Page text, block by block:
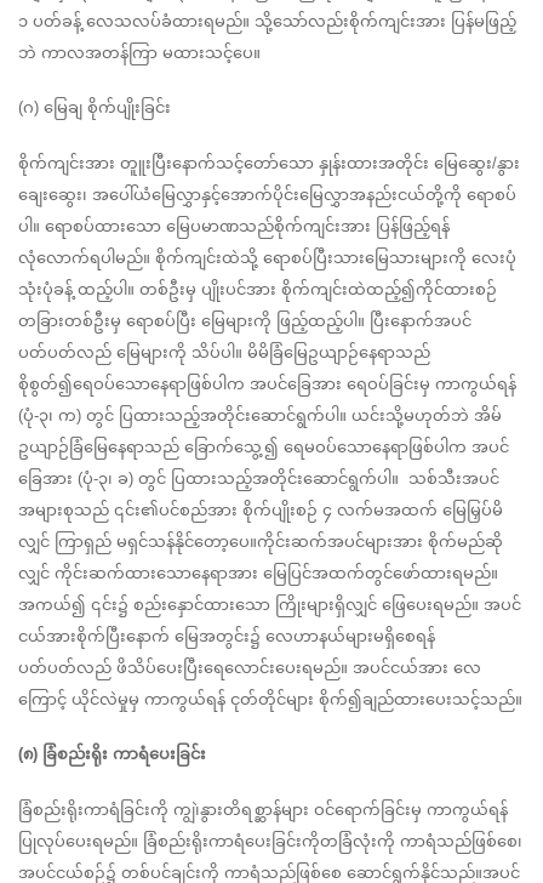
၁ ပတ်ခန့် လေသလပ်ခံထားရမည်။ သို့သော်လည်းစိုက်ကျင်းအား ပြန်မဖြည့်
ဘဲ ကာလအတန်ကြာ မထားသင့်ပေ။
(ဂ) မြေချ စိုက်ပျိုးခြင်း
စိုက်ကျင်းအား တူူးပြီးနောက်သင့်တော်သော နှုန်းထားအတိုင်း မြေဆွေး/နွား
ချေးဆွေး၊ အပေါ်ယံမြေလွှာနှင့်အောက်ပိုင်းမြေလွှာအနည်းငယ်တို့ကို ရောစပ်
ပါ။ ရောစပ်ထားသော မြေပမာဏသည်စိုက်ကျင်းအား ပြန်ဖြည့်ရန်
လုံလောက်ရပါမည်။ စိုက်ကျင်းထဲသို့ ရောစပ်ပြီးသားမြေသားများကို လေးပုံ
သုံးပုံခန့် ထည့်ပါ။ တစ်ဦးမှ ပျိုးပင်အား စိုက်ကျင်းထဲထည့်၍ကိုင်ထားစဉ်
တခြားတစ်ဦးမှ ရောစပ်ပြီး မြေများကို ဖြည့်ထည့်ပါ။ ပြီးနောက်အပင်
ပတ်ပတ်လည် မြေများကို သိပ်ပါ။ မိမိခြံမြေဥယျာဉ်နေရာသည်
စိုစွတ်၍ရေဝပ်သောနေရာဖြစ်ပါက အပင်ခြေအား ရေဝပ်ခြင်းမှ ကာကွယ်ရန်
(ပုံ-၃၊ က) တွင် ပြထားသည့်အတိုင်းဆောင်ရွက်ပါ။ ယင်းသို့မဟုတ်ဘဲ အိမ်
ဥယျာဉ်ခြံမြေနေရာသည် ခြောက်သွေ့၍ ရေမဝပ်သောနေရာဖြစ်ပါက အပင်
ခြေအား (ပုံ-၃၊ ခ) တွင် ပြထားသည့်အတိုင်းဆောင်ရွက်ပါ။  သစ်သီးအပင်
အများစုသည် ၎င်း၏ပင်စည်အား စိုက်ပျိုးစဉ် ၄ လက်မအထက် မြေမြှပ်မိ
လျှင် ကြာရှည် မရှင်သန်နိုင်တော့ပေ။ကိုင်းဆက်အပင်များအား စိုက်မည်ဆို
လျှင် ကိုင်းဆက်ထားသောနေရာအား မြေပြင်အထက်တွင်ဖော်ထားရမည်။
အကယ်၍ ၎င်း၌ စည်းနှောင်ထားသော ကြိုးများရှိလျှင် ဖြေပေးရမည်။ အပင်
ငယ်အားစိုက်ပြီးနောက် မြေအတွင်း၌ လေဟာနယ်များမရှိစေရန်
ပတ်ပတ်လည် ဖိသိပ်ပေးပြီးရေလောင်းပေးရမည်။ အပင်ငယ်အား လေ
ကြောင့် ယိုင်လဲမှုမှ ကာကွယ်ရန် ငုတ်တိုင်များ စိုက်၍ချည်ထားပေးသင့်သည်။
(၈) ခြံစည်းရိုး ကာရံပေးခြင်း
ခြံစည်းရိုးကာရံခြင်းကို ကျွဲ၊နွားတိရစ္ဆာန်များ ဝင်ရောက်ခြင်းမှ ကာကွယ်ရန်
ပြုလုပ်ပေးရမည်။ ခြံစည်းရိုးကာရံပေးခြင်းကိုတခြံလုံးကို ကာရံသည်ဖြစ်စေ၊
အပင်ငယ်စဉ်၌ တစ်ပင်ချင်းကို ကာရံသည်ဖြစ်စေ ဆောင်ရွက်နိုင်သည်။အပင်